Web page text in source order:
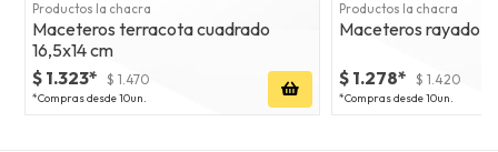
Productos la chacra
Maceteros terracota cuadrado
16,5x14 cm
$ 1.323* $ 1.470
*Compras desde 10un.
Productos la chacra
Maceteros rayado
$ 1.278* $ 1.420
*Compras desde 10un.